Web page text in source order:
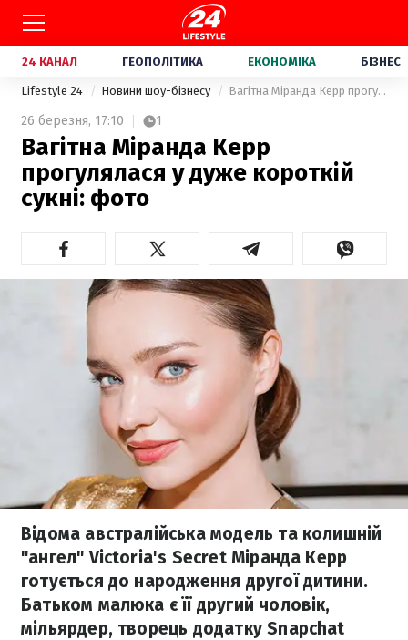
24 КАНАЛ ГЕОПОЛІТИКА ЕКОНОМІКА БІЗНЕС
Lifestyle 24 Новини шоу-бізнесу Вагітна Міранда Керр прогулялася у дуже короткій сукні: фото
26 березня, 17:10 1
Вагітна Міранда Керр
прогулялася у дуже короткій
сукні: фото
Відома австралійська модель та колишній
"ангел" Victoria's Secret Міранда Керр
готується до народження другої дитини.
Батьком малюка є її другий чоловік,
мільярдер, творець додатку Snapchat